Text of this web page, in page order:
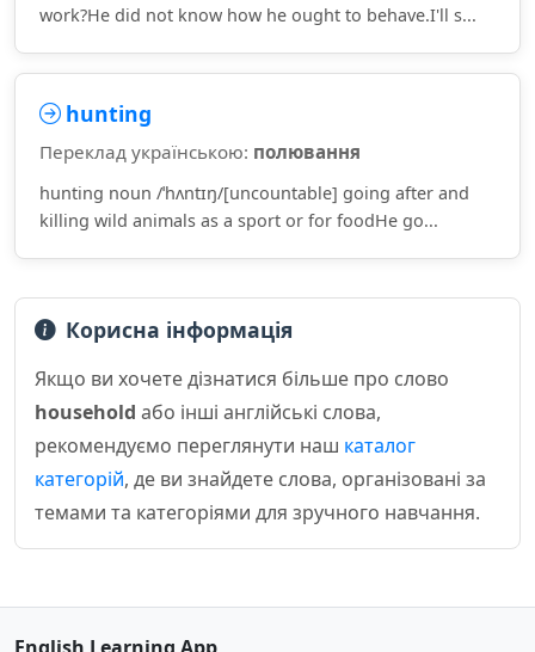
work?He did not know how he ought to behave.I'll s...
hunting
Переклад українською: полювання
hunting noun /ˈhʌntɪŋ/[uncountable] going after and
killing wild animals as a sport or for foodHe go...
Корисна інформація
Якщо ви хочете дізнатися більше про слово
household або інші англійські слова,
рекомендуємо переглянути наш каталог
категорій, де ви знайдете слова, організовані за
темами та категоріями для зручного навчання.